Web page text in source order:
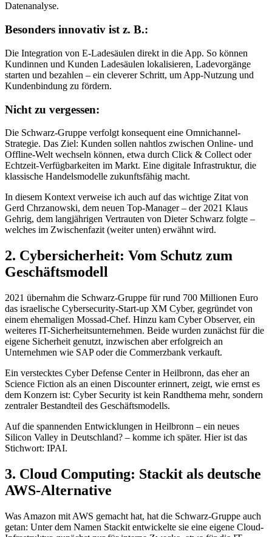
Datenanalyse.
Besonders innovativ ist z. B.:
Die Integration von E-Ladesäulen direkt in die App. So können
Kundinnen und Kunden Ladesäulen lokalisieren, Ladevorgänge
starten und bezahlen – ein cleverer Schritt, um App-Nutzung und
Kundenbindung zu fördern.
Nicht zu vergessen:
Die Schwarz-Gruppe verfolgt konsequent eine Omnichannel-
Strategie. Das Ziel: Kunden sollen nahtlos zwischen Online- und
Offline-Welt wechseln können, etwa durch Click & Collect oder
Echtzeit-Verfügbarkeiten im Markt. Eine digitale Infrastruktur, die
klassische Handelsmodelle zukunftsfähig macht.
In diesem Kontext verweise ich auch auf das wichtige Zitat von
Gerd Chrzanowski, dem neuen Top-Manager – der 2021 Klaus
Gehrig, dem langjährigen Vertrauten von Dieter Schwarz folgte –
welches im Zwischenfazit (weiter unten) erwähnt wird.
2. Cybersicherheit: Vom Schutz zum
Geschäftsmodell
2021 übernahm die Schwarz-Gruppe für rund 700 Millionen Euro
das israelische Cybersecurity-Start-up XM Cyber, gegründet von
einem ehemaligen Mossad-Chef. Hinzu kam Cyber Observer, ein
weiteres IT-Sicherheitsunternehmen. Beide wurden zunächst für die
eigene Sicherheit genutzt, inzwischen aber erfolgreich an
Unternehmen wie SAP oder die Commerzbank verkauft.
Ein verstecktes Cyber Defense Center in Heilbronn, das eher an
Science Fiction als an einen Discounter erinnert, zeigt, wie ernst es
dem Konzern ist: Cyber Security ist kein Randthema mehr, sondern
zentraler Bestandteil des Geschäftsmodells.
Auf die spannenden Entwicklungen in Heilbronn – ein neues
Silicon Valley in Deutschland? – komme ich später. Hier ist das
Stichwort: IPAI.
3. Cloud Computing: Stackit als deutsche
AWS-Alternative
Was Amazon mit AWS gemacht hat, hat die Schwarz-Gruppe auch
getan: Unter dem Namen Stackit entwickelte sie eine eigene Cloud-